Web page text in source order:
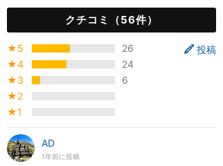
クチコミ（56件）
投稿
★5
26
★4
24
★3
6
★2
★1
AD
1年前に投稿